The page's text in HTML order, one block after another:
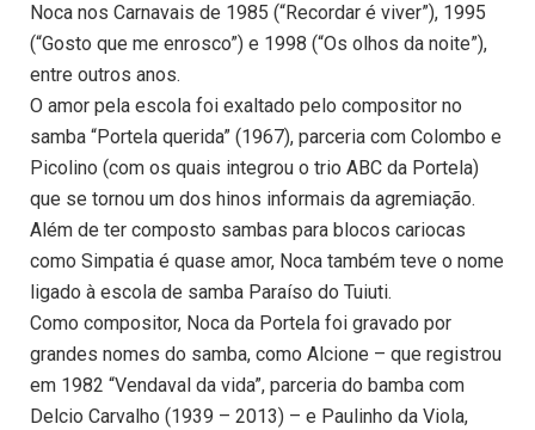
Noca nos Carnavais de 1985 (“Recordar é viver”), 1995
(“Gosto que me enrosco”) e 1998 (“Os olhos da noite”),
entre outros anos.
O amor pela escola foi exaltado pelo compositor no
samba “Portela querida” (1967), parceria com Colombo e
Picolino (com os quais integrou o trio ABC da Portela)
que se tornou um dos hinos informais da agremiação.
Além de ter composto sambas para blocos cariocas
como Simpatia é quase amor, Noca também teve o nome
ligado à escola de samba Paraíso do Tuiuti.
Como compositor, Noca da Portela foi gravado por
grandes nomes do samba, como Alcione – que registrou
em 1982 “Vendaval da vida”, parceria do bamba com
Delcio Carvalho (1939 – 2013) – e Paulinho da Viola,